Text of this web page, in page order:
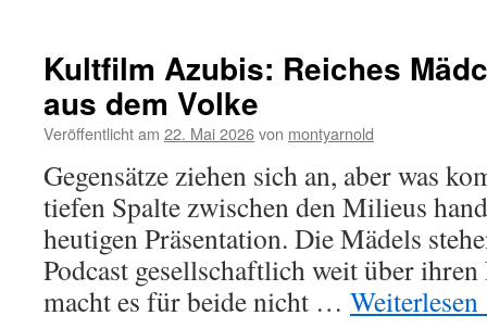
Kultfilm Azubis: Reiches
aus dem Volke
Veröffentlicht am 22. Mai 2026von montyarnold
Gegensätze ziehen sich an, aber was
tiefen Spalte zwischen den Milieus
heutigen Präsentation. Die Mädels
Podcast gesellschaftlich weit über
macht es für beide nicht … Weiterlesen